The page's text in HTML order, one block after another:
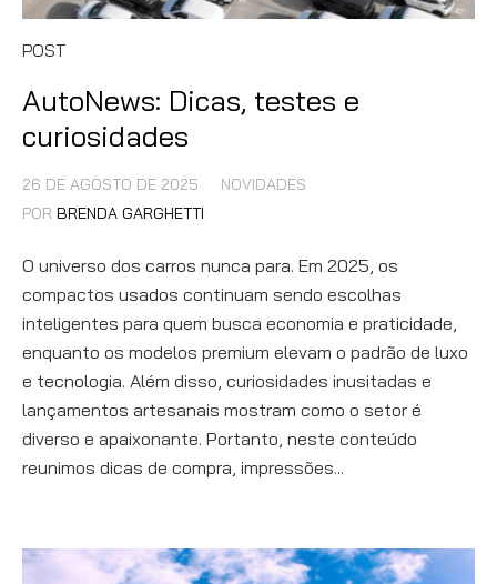
POST
AutoNews: Dicas, testes e
curiosidades
26 DE AGOSTO DE 2025
NOVIDADES
POR BRENDA GARGHETTI
O universo dos carros nunca para. Em 2025, os
compactos usados continuam sendo escolhas
inteligentes para quem busca economia e praticidade,
enquanto os modelos premium elevam o padrão de luxo
e tecnologia. Além disso, curiosidades inusitadas e
lançamentos artesanais mostram como o setor é
diverso e apaixonante. Portanto, neste conteúdo
reunimos dicas de compra, impressões...